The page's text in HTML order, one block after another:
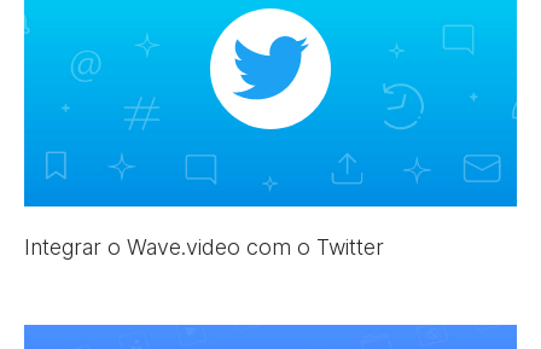
Integrar o Wave.video com o Twitter